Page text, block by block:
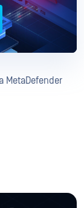
MetaDefender